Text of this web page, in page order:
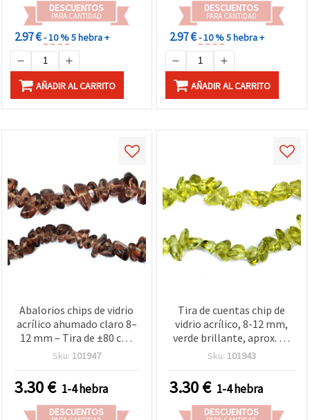
DESCUENTOS
PARA CANTIDAD
2.97 €- 10 %5 hebra +
AÑADIR AL CARRITO
DESCUENTOS
PARA CANTIDAD
2.97 €- 10 %5 hebra +
AÑADIR AL CARRITO
Abalorios chips de vidrio
acrílico ahumado claro 8–
12 mm – Tira de ±80 cm,
ideales para bisutería,
y decoración DIY
Sku: 101947
3.30€ 1-4 hebra
DESCUENTOS
Tira de cuentas chip de
vidrio acrílico, 8-12 mm,
verde brillante, aprox. 80
cm, para bisutería y
Sku: 101943
3.30€ 1-4 hebra
DESCUENTOS